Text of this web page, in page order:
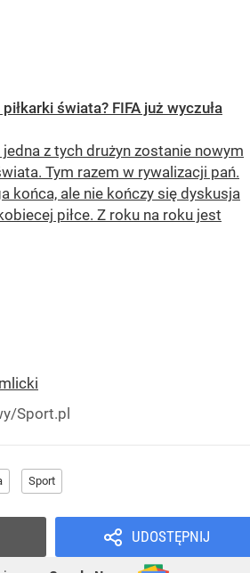
świata? FIFA już wyczuła
z tych drużyn zostanie nowym
Tym razem w rywalizacji pań.
końca, ale nie kończy się dyskusja
piłce. Z roku na roku jest
Sport.pl
Sport
UDOSTĘPNIJ